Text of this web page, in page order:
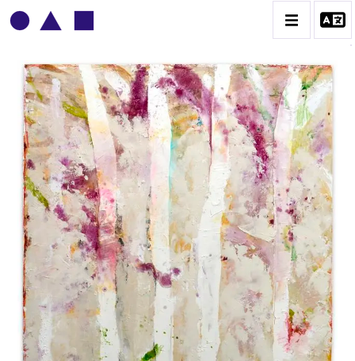
PATRICK BAILLET
BIOGRAPHIE
CATALOGUE DES OEUVRES
CONTACT